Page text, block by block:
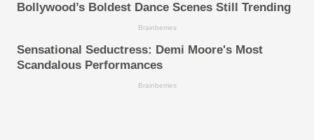
Bollywood’s Boldest Dance Scenes Still Trending
Brainberries
Sensational Seductress: Demi Moore's Most
Scandalous Performances
Brainberries